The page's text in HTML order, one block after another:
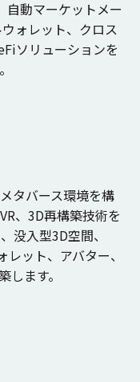
自動マーケットメー
ォレット、クロス
ソリューションを
タバース環境を構
、3D再構築技術を
没入型3D空間、
ット、アバター、
ます。